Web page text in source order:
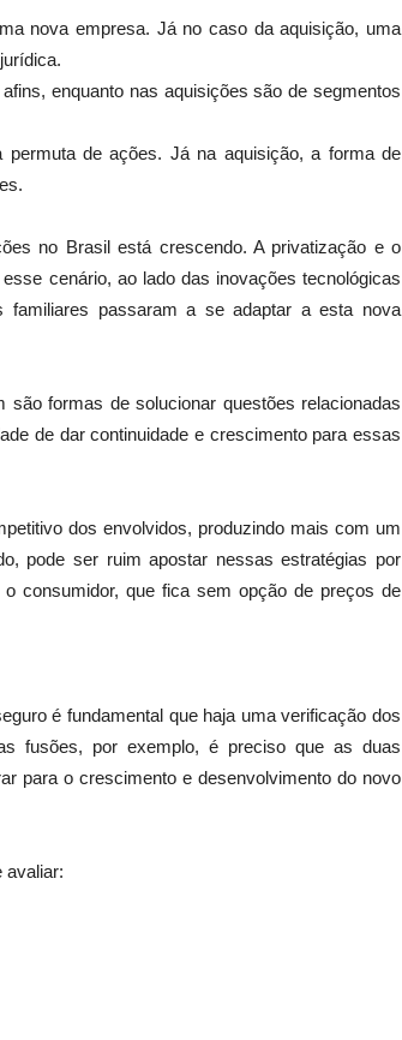
nova empresa. Já no caso da aquisição, uma
enquanto nas aquisições são de segmentos
de ações. Já na aquisição, a forma de
no Brasil está crescendo. A privatização e o
cenário, ao lado das inovações tecnológicas
familiares passaram a se adaptar a esta nova
formas de solucionar questões relacionadas
de dar continuidade e crescimento para essas
dos envolvidos, produzindo mais com um
pode ser ruim apostar nessas estratégias por
consumidor, que fica sem opção de preços de
é fundamental que haja uma verificação dos
fusões, por exemplo, é preciso que as duas
para o crescimento e desenvolvimento do novo
avaliar: